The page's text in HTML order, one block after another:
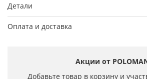
Детали
Оплата и доставка
Акции от
Добавьте товар в корзину и